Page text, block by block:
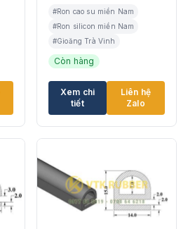
#Ron cao su miền Nam
#Ron silicon miền Nam
#Gioăng Trà Vinh
Còn hàng
Xem chi
tiết
Liên hệ
Zalo